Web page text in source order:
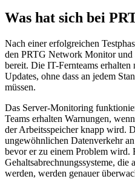
Was hat sich bei
Nach einer erfolgreichen
den PRTG Network Monitor und
bereit. Die IT-Fernteams
Updates, ohne dass an jedem
müssen.
Das Server-Monitoring
Teams erhalten Warnungen,
der Arbeitsspeicher knapp wird.
ungewöhnlichen Datenverkehr
bevor er zu einem Problem wird.
Gehaltsabrechnungssysteme,
werden, werden genauer